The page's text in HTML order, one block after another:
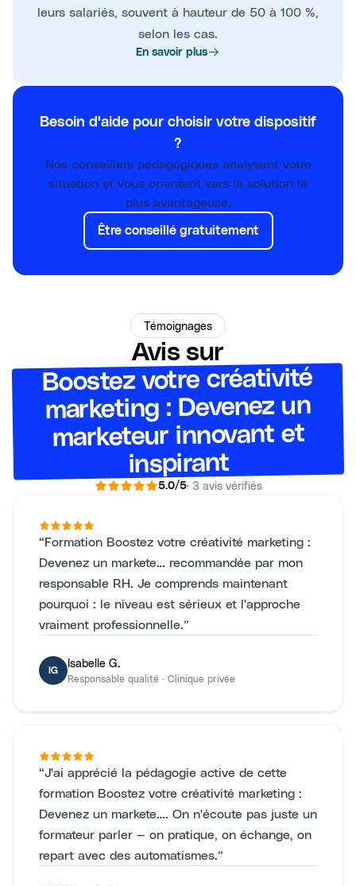
leurs salariés, souvent à hauteur de 50 à 100 %,
selon les cas.
En savoir plus
Besoin d'aide pour choisir votre dispositif
?
Nos conseillers pédagogiques analysent votre
situation et vous orientent vers la solution la
plus avantageuse.
Être conseillé gratuitement
Témoignages
Avis sur
Boostez votre créativité
marketing : Devenez un
marketeur innovant et
inspirant
5.0/5· 3 avis vérifiés
“Formation Boostez votre créativité marketing :
Devenez un markete… recommandée par mon
responsable RH. Je comprends maintenant
pourquoi : le niveau est sérieux et l'approche
vraiment professionnelle.”
IG
Isabelle G.
Responsable qualité · Clinique privée
“J'ai apprécié la pédagogie active de cette
formation Boostez votre créativité marketing :
Devenez un markete…. On n'écoute pas juste un
formateur parler — on pratique, on échange, on
repart avec des automatismes.”